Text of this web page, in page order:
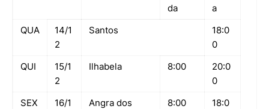
da
a
QUA
14/1
2
Santos
18:0
0
QUI
15/1
2
Ilhabela 8:00
20:0
0
SEX
16/1
Angra dos
8:00
18:0